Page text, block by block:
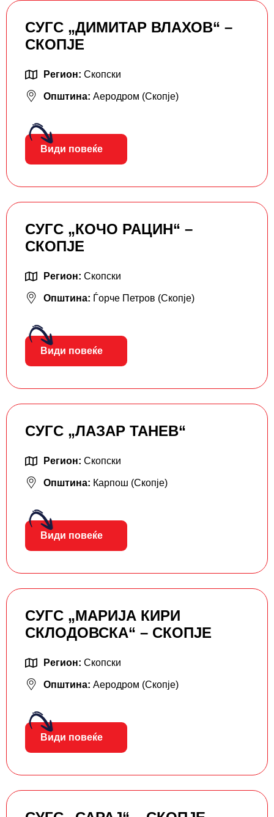
СУГС „ДИМИТАР ВЛАХОВ“ –
СКОПЈЕ
Регион: Скопски
Општина: Аеродром (Скопје)
Види повеќе
СУГС „КОЧО РАЦИН“ –
СКОПЈЕ
Регион: Скопски
Општина: Ѓорче Петров (Скопје)
Види повеќе
СУГС „ЛАЗАР ТАНЕВ“
Регион: Скопски
Општина: Карпош (Скопје)
Види повеќе
СУГС „МАРИЈА КИРИ
СКЛОДОВСКА“ – СКОПЈЕ
Регион: Скопски
Општина: Аеродром (Скопје)
Види повеќе